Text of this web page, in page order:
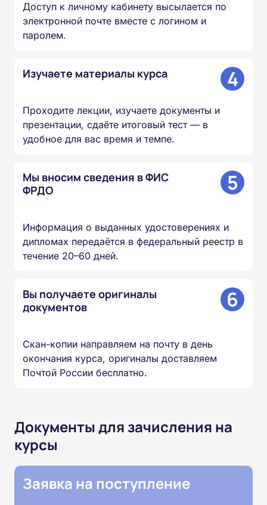
Доступ к личному кабинету высылается по
электронной почте вместе с логином и
паролем.
Изучаете материалы курса 4
Проходите лекции, изучаете документы и
презентации, сдаёте итоговый тест — в
удобное для вас время и темпе.
Мы вносим сведения в ФИС
ФРДО
5
Информация о выданных удостоверениях и
дипломах передаётся в федеральный реестр в
течение 20–60 дней.
Вы получаете оригиналы
документов
6
Скан-копии направляем на почту в день
окончания курса, оригиналы доставляем
Почтой России бесплатно.
Документы для зачисления на
курсы
Заявка на поступление